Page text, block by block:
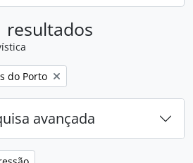
resultados
do Porto
avançada